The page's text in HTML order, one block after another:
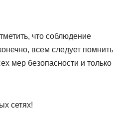
что соблюдение
всем следует
мер безопасности и только
сетях!